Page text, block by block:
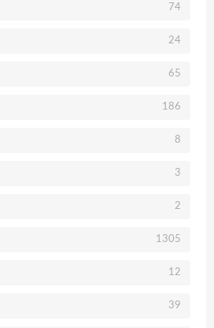
74
24
65
186
8
3
2
1305
12
39